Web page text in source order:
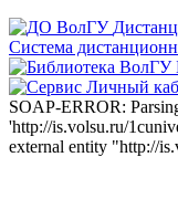
Система
SOAP-ERROR:
'http://is.volsu.ru/
external entity "http://